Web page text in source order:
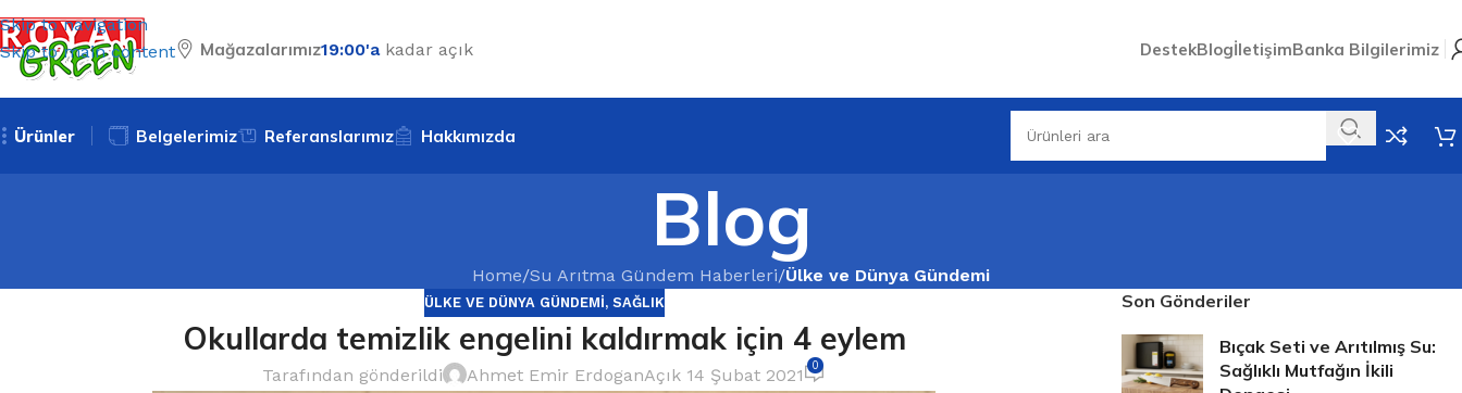
Skip to navigation
Skip to main content
Mağazalarımız19:00'a kadar açık DestekBlogİletişimBanka Bilgilerimiz
Ürünler Belgelerimiz Referanslarımız Hakkımızda
Blog
Home/Su Arıtma Gündem Haberleri/Ülke ve Dünya Gündemi
ÜLKE VE DÜNYA GÜNDEMI, SAĞLIK
Okullarda temizlik engelini kaldırmak için 4 eylem
Tarafından gönderildi Ahmet Emir ErdoganAçık 14 Şubat 2021 0
Son Gönderiler
Bıçak Seti ve Arıtılmış Su:
Sağlıklı Mutfağın İkili